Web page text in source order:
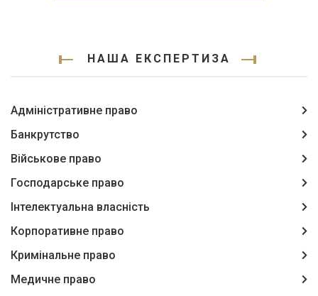
НАША ЕКСПЕРТИЗА
Адміністративне право
Банкрутство
Військове право
Господарське право
Інтелектуальна власність
Корпоративне право
Кримінальне право
Медичне право